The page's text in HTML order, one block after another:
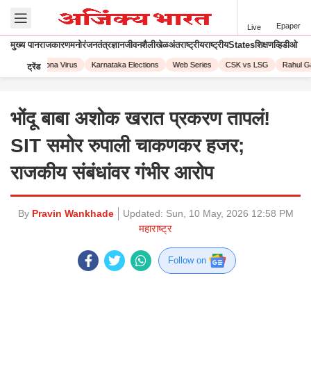
Live Epaper
मुख्य पानराजकारणमनोरंजनतंत्रज्ञानजीवनशैलीखेळअंतराष्ट्रीयराष्ट्रीयStatesशिक्षणव्हिडीओ
ट्रेंड
Corona Virus Karnataka Elections Web Series CSK vs LSG Rahul
भोंदू बाबा अशोक खरात प्रकरण तापलं!
SIT समोर रुपाली चाकणकर हजर;
राजकीय संबंधांवर गंभीर आरोप
By Pravin Wankhade Updated: Sun, 10 May, 2026 12:58 PM
महाराष्ट्र
Follow on